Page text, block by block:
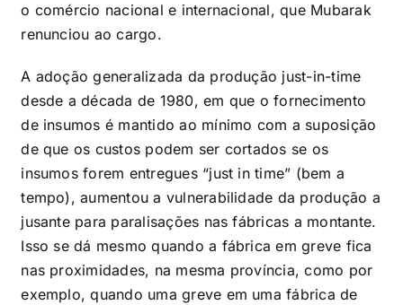
o comércio nacional e internacional, que Mubarak
renunciou ao cargo.
A adoção generalizada da produção just-in-time
desde a década de 1980, em que o fornecimento
de insumos é mantido ao mínimo com a suposição
de que os custos podem ser cortados se os
insumos forem entregues “just in time” (bem a
tempo), aumentou a vulnerabilidade da produção a
jusante para paralisações nas fábricas a montante.
Isso se dá mesmo quando a fábrica em greve fica
nas proximidades, na mesma província, como por
exemplo, quando uma greve em uma fábrica de